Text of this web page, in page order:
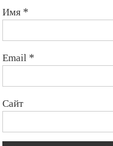
Имя *
Email *
Сайт